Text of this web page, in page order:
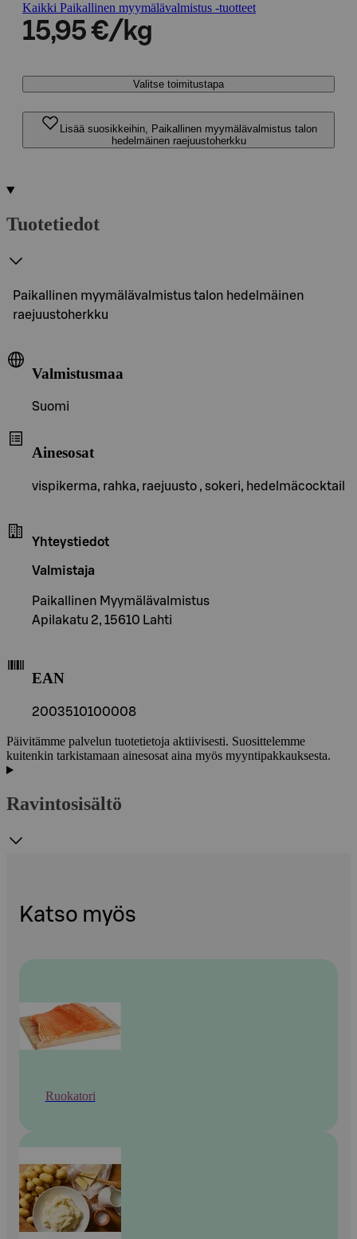
Kaikki Paikallinen myymälävalmistus -tuotteet
15,95 €/kg
Valitse toimitustapa
Lisää suosikkeihin, Paikallinen myymälävalmistus talon
hedelmäinen raejuustoherkku
Tuotetiedot
Paikallinen myymälävalmistus talon hedelmäinen
raejuustoherkku
Valmistusmaa
Suomi
Ainesosat
vispikerma, rahka, raejuusto , sokeri, hedelmäcocktail
Yhteystiedot
Valmistaja
Paikallinen Myymälävalmistus
Apilakatu 2, 15610 Lahti
EAN
2003510100008
Päivitämme palvelun tuotetietoja aktiivisesti. Suosittelemme
kuitenkin tarkistamaan ainesosat aina myös myyntipakkauksesta.
Ravintosisältö
Katso myös
Ruokatori